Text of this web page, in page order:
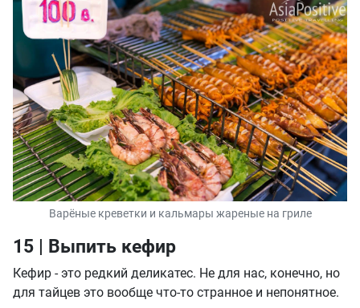
Варёные креветки и кальмары жареные на гриле
15 | Выпить кефир
Кефир - это редкий деликатес. Не для нас, конечно, но
для тайцев это вообще что-то странное и непонятное.